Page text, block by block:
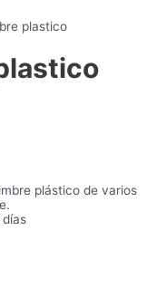
plastico
plástico de varios